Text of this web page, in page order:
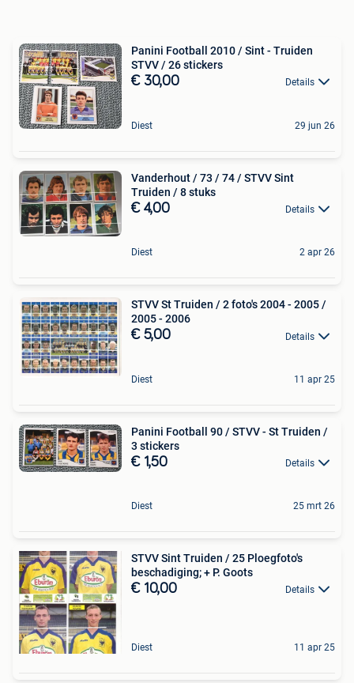
Panini Football 2010 / Sint - Truiden
STVV / 26 stickers
€ 30,00 Details
Diest 29 jun 26
Vanderhout / 73 / 74 / STVV Sint
Truiden / 8 stuks
€ 4,00 Details
Diest 2 apr 26
STVV St Truiden / 2 foto's 2004 - 2005 /
2005 - 2006
€ 5,00 Details
Diest 11 apr 25
Panini Football 90 / STVV - St Truiden /
3 stickers
€ 1,50 Details
Diest 25 mrt 26
STVV Sint Truiden / 25 Ploegfoto's
beschadiging; + P. Goots
€ 10,00 Details
Diest 11 apr 25